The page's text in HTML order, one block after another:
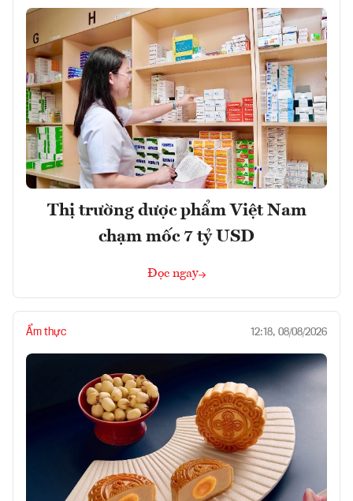
Thị trường dược phẩm Việt Nam
chạm mốc 7 tỷ USD
Đọc ngay
Ẩm thực 12:18, 08/08/2026